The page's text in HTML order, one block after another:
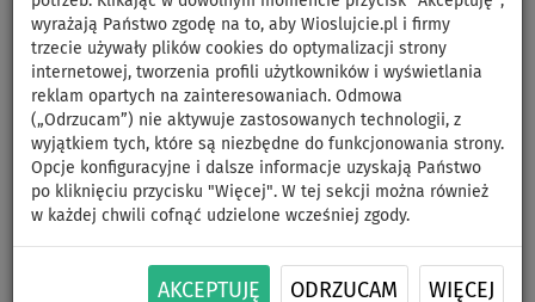
wyrażają Państwo zgodę na to, aby Wioslujcie.pl i firmy
trzecie używały plików cookies do optymalizacji strony
internetowej, tworzenia profili użytkowników i wyświetlania
reklam opartych na zainteresowaniach. Odmowa
(„Odrzucam”) nie aktywuje zastosowanych technologii, z
wyjątkiem tych, które są niezbędne do funkcjonowania strony.
Opcje konfiguracyjne i dalsze informacje uzyskają Państwo
po kliknięciu przycisku "Więcej". W tej sekcji można również
w każdej chwili cofnąć udzielone wcześniej zgody.
AKCEPTUJĘ ODRZUCAM WIĘCEJ
Kobiety na SUPy - Pierwsze
kroki na desce SUP
Kobiety na SUPy!
Idealny film dla wszystkich nowych posiadaczy/użytkowników
desek SUP!
SuperkaiBanana
opowiedzą Wam o pierwszych krokach na
Pierwsze wiosłowanie dopiero przed Wami? Sprawdźcie nasz film!